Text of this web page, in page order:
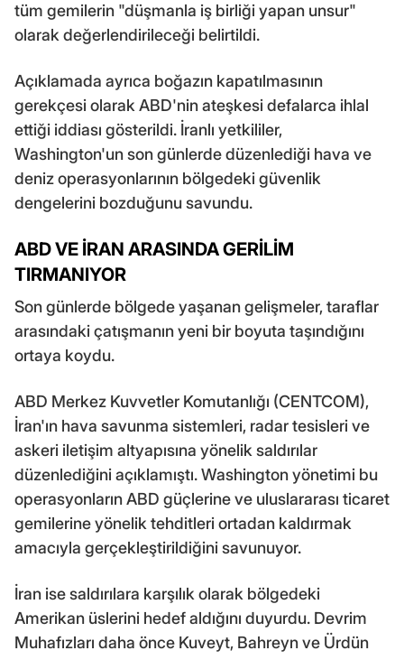
tüm gemilerin "düşmanla iş birliği yapan unsur"
olarak değerlendirileceği belirtildi.
Açıklamada ayrıca boğazın kapatılmasının
gerekçesi olarak ABD'nin ateşkesi defalarca ihlal
ettiği iddiası gösterildi. İranlı yetkililer,
Washington'un son günlerde düzenlediği hava ve
deniz operasyonlarının bölgedeki güvenlik
dengelerini bozduğunu savundu.
ABD VE İRAN ARASINDA GERİLİM
TIRMANIYOR
Son günlerde bölgede yaşanan gelişmeler, taraflar
arasındaki çatışmanın yeni bir boyuta taşındığını
ortaya koydu.
ABD Merkez Kuvvetler Komutanlığı (CENTCOM),
İran'ın hava savunma sistemleri, radar tesisleri ve
askeri iletişim altyapısına yönelik saldırılar
düzenlediğini açıklamıştı. Washington yönetimi bu
operasyonların ABD güçlerine ve uluslararası ticaret
gemilerine yönelik tehditleri ortadan kaldırmak
amacıyla gerçekleştirildiğini savunuyor.
İran ise saldırılara karşılık olarak bölgedeki
Amerikan üslerini hedef aldığını duyurdu. Devrim
Muhafızları daha önce Kuveyt, Bahreyn ve Ürdün